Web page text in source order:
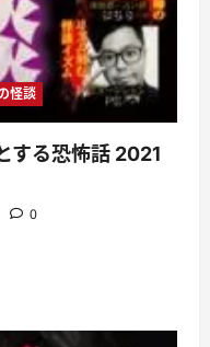
怪談
する恐怖話 2021
0